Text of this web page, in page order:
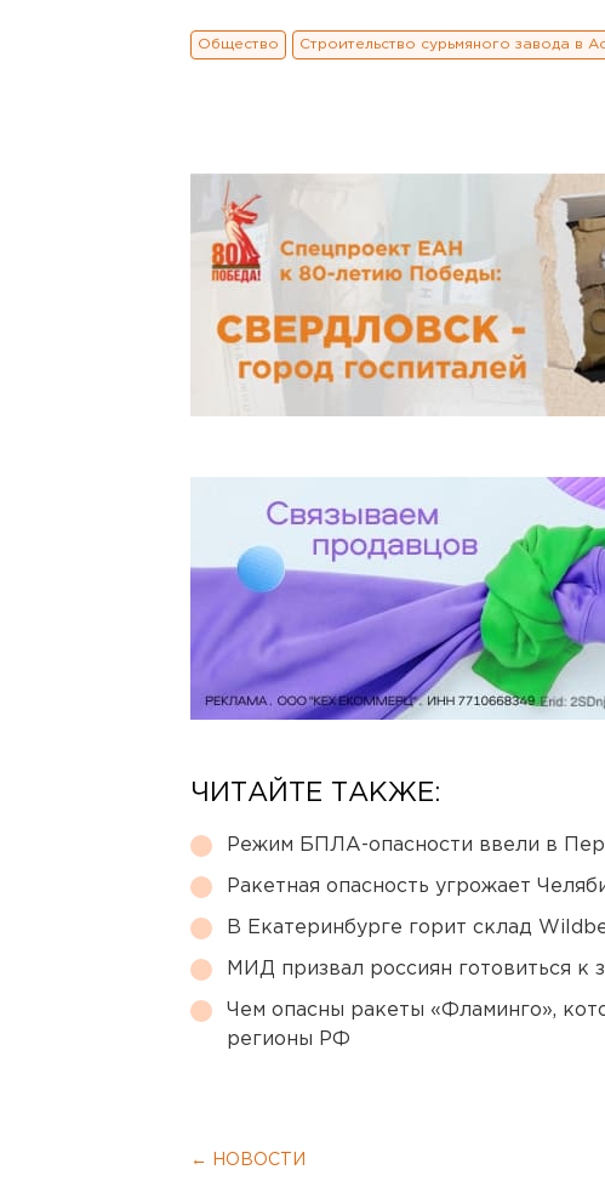
Общество
ЧИТАЙТЕ ТАКЖЕ:
Режим БПЛА-опасности ввели в
Ракетная опасность угрожает
В Екатеринбурге горит склад
МИД призвал россиян готовиться к
Чем опасны ракеты «Фламинго»,
регионы РФ
← НОВОСТИ